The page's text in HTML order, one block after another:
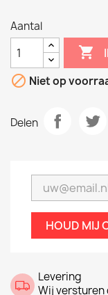
Aantal

 Niet op
Delen
HOUD MIJ
Levering
Wij versturen